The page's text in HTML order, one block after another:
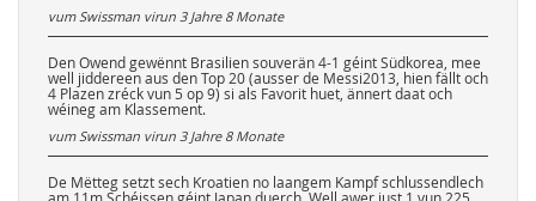
vum Swissman virun 3 Jahre 8 Monate
Den Owend gewënnt Brasilien souverän 4-1 géint Südkorea, mee
well jiddereen aus den Top 20 (ausser de Messi2013, hien fällt och
4 Plazen zréck vun 5 op 9) si als Favorit huet, ännert daat och
wéineg am Klassement.
vum Swissman virun 3 Jahre 8 Monate
De Mëtteg setzt sech Kroatien no laangem Kampf schlussendlech